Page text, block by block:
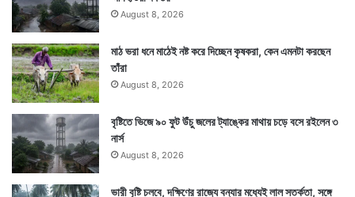
August 8, 2026
মাঠ ভরা ধনে মাঠেই নষ্ট করে দিচ্ছেন কৃষকরা, কেন এমনটা করছেন
তাঁরা
August 8, 2026
বৃষ্টিতে ভিজে ৯০ ফুট উঁচু জলের ট্যাঙ্কের মাথায় চড়ে বসে রইলেন ৩
নার্স
August 8, 2026
ভারী বৃষ্টি চলবে, দক্ষিণের রাজ্যে বন্যার মধ্যেই লাল সতর্কতা, সঙ্গে